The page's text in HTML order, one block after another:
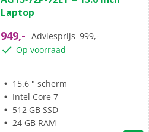
5
Laptop
949,- Adviesprijs 999,-
Op voorraad
15.6 " scherm
Intel Core 7
512 GB SSD
24 GB RAM